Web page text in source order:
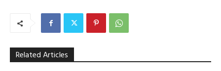
Related Articles